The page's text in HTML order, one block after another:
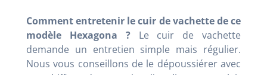
Comment entretenir le cuir de vachette de ce
modèle Hexagona ?Le cuir de vachette
demande un entretien simple mais régulier.
Nous vous conseillons de le dépoussiérer avec